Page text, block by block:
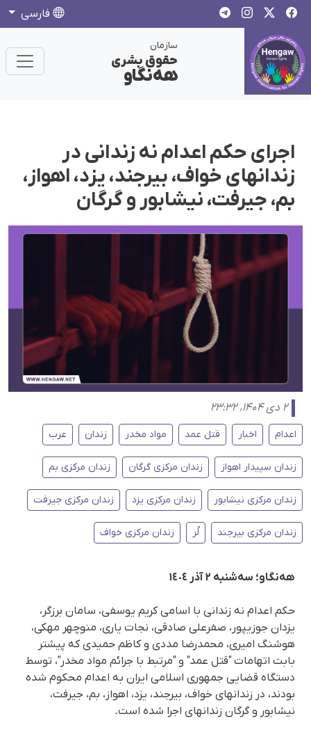
فارسی
سازمان
حقوق بشری
هەنگاو
اجرای حکم اعدام نە زندانی در
زندانهای خواف، بیرجند، یزد، اهواز،
بم، جیرفت، نیشابور و گرگان
۲ دی ۱۴۰۴، ۲۳:۳۲
اعدام اخبار قتل عمد مواد مخدر زندان عرب
زندان سپیدار اهواز زندان مرکزی گرگان زندان مرکزی بم
زندان مرکزی نیشابور زندان مرکزی یزد زندان مرکزی جیرفت
زندان مرکزی بیرجند لُر زندان مرکزی خواف
هەنگاو؛ سەشنبە ٢ آذر ١٤٠٤
حکم اعدام نە زندانی با اسامی کریم یوسفی، سامان برزگر،
یزدان جوزیپور، صفرعلی صادقی، نجات یاری، منوچهر مهکی،
هوشنگ امیری، محمدرضا مددی و کاظم حمیدی کە پیشتر
بابت اتهامات "قتل عمد" و "مرتبط با جرائم مواد مخدر"، توسط
دستگاه قضایی جمهوری اسلامی ایران به اعدام محکوم شده
بودند، در زندانهای خواف، بیرجند، یزد، اهواز، بم، جیرفت،
نیشابور و گرگان زندانهای اجرا شده است.